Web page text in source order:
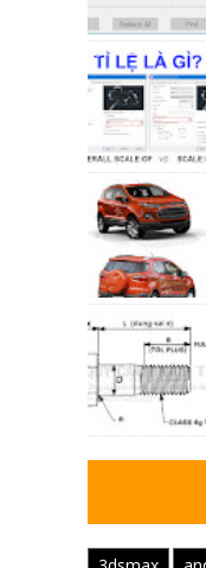
thay đổi thiết
sai mục nào
của hình vẽ